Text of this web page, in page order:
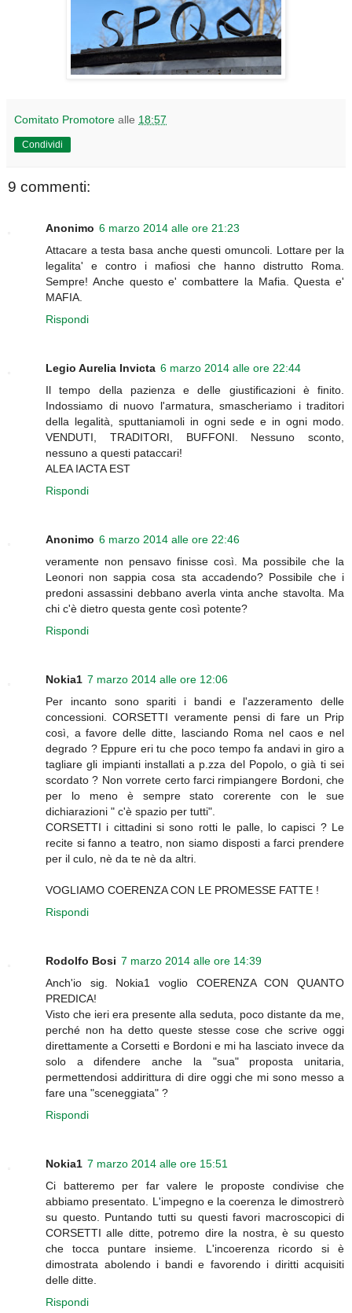
Comitato Promotore alle 18:57
Condividi
9 commenti:
Anonimo 6 marzo 2014 alle ore 21:23
Attacare a testa basa anche questi omuncoli. Lottare per la
legalita' e contro i mafiosi che hanno distrutto Roma.
Sempre! Anche questo e' combattere la Mafia. Questa e'
MAFIA.
Rispondi
Legio Aurelia Invicta 6 marzo 2014 alle ore 22:44
Il tempo della pazienza e delle giustificazioni è finito.
Indossiamo di nuovo l'armatura, smascheriamo i traditori
della legalità, sputtaniamoli in ogni sede e in ogni modo.
VENDUTI, TRADITORI, BUFFONI. Nessuno sconto,
nessuno a questi pataccari!
ALEA IACTA EST
Rispondi
Anonimo 6 marzo 2014 alle ore 22:46
veramente non pensavo finisse così. Ma possibile che la
Leonori non sappia cosa sta accadendo? Possibile che i
predoni assassini debbano averla vinta anche stavolta. Ma
chi c'è dietro questa gente così potente?
Rispondi
Nokia1 7 marzo 2014 alle ore 12:06
Per incanto sono spariti i bandi e l'azzeramento delle
concessioni. CORSETTI veramente pensi di fare un Prip
così, a favore delle ditte, lasciando Roma nel caos e nel
degrado ? Eppure eri tu che poco tempo fa andavi in giro a
tagliare gli impianti installati a p.zza del Popolo, o già ti sei
scordato ? Non vorrete certo farci rimpiangere Bordoni, che
per lo meno è sempre stato corerente con le sue
dichiarazioni " c'è spazio per tutti".
CORSETTI i cittadini si sono rotti le palle, lo capisci ? Le
recite si fanno a teatro, non siamo disposti a farci prendere
per il culo, nè da te nè da altri.
VOGLIAMO COERENZA CON LE PROMESSE FATTE !
Rispondi
Rodolfo Bosi 7 marzo 2014 alle ore 14:39
Anch'io sig. Nokia1 voglio COERENZA CON QUANTO
PREDICA!
Visto che ieri era presente alla seduta, poco distante da me,
perché non ha detto queste stesse cose che scrive oggi
direttamente a Corsetti e Bordoni e mi ha lasciato invece da
solo a difendere anche la "sua" proposta unitaria,
permettendosi addirittura di dire oggi che mi sono messo a
fare una "sceneggiata" ?
Rispondi
Nokia1 7 marzo 2014 alle ore 15:51
Ci batteremo per far valere le proposte condivise che
abbiamo presentato. L'impegno e la coerenza le dimostrerò
su questo. Puntando tutti su questi favori macroscopici di
CORSETTI alle ditte, potremo dire la nostra, è su questo
che tocca puntare insieme. L'incoerenza ricordo si è
dimostrata abolendo i bandi e favorendo i diritti acquisiti
delle ditte.
Rispondi